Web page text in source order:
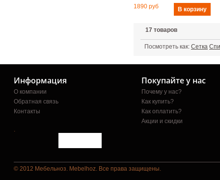
1890 руб
17 товаров
Посмотреть как: Сетка
Информация
О компании
Обратная связь
Контакты
Покупайте у нас
Почему у нас?
Как купить?
Как оплатить?
Акции и скидки
.
© 2012 Мебельноз. Mebelhoz. Все права защищены.